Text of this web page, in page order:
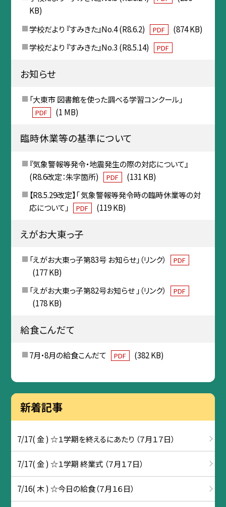
KB)
学校だより 『すみきた』No.4 (R8.6.2)
PDF
(874 KB)
学校だより 『すみきた』No.3 (R8.5.14)
PDF
お知らせ
「大東市 図書館を使った調べる学習コンクール」
PDF (1 MB)
臨時休業等の基準について
『気象警報等発令・地震発生の際の対応について』
(R8.6改定：朱字箇所)
PDF
(131 KB)
【R8.5.29改定】「 気象警報等発令時の臨時休業等の対
応について」
PDF (119 KB)
えがお大東っ子
「えがお大東っ子第83号 お知らせ」（リンク） PDF
(177 KB)
「えがお大東っ子第82号お知らせ 」（リンク）
PDF
(178 KB)
給食こんだて
7月・8月の給食こんだて PDF (382 KB)
新着記事
7/17( 金 ) ☆１学期を終えるにあたり （７月１７日）
7/17( 金 ) ☆１学期 終業式 （７月１７日）
7/16( 木 ) ☆今日の給食（７月１６日）